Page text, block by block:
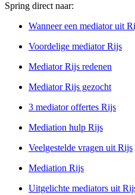
Spring direct naar:
Wanneer een mediator uit
Voordelige mediator Rijs
Mediator Rijs redenen
Mediator Rijs gezocht
3 mediator offertes Rijs
Mediation hulp Rijs
Veelgestelde vragen uit Rijs
Mediation Rijs
Uitgelichte mediators uit